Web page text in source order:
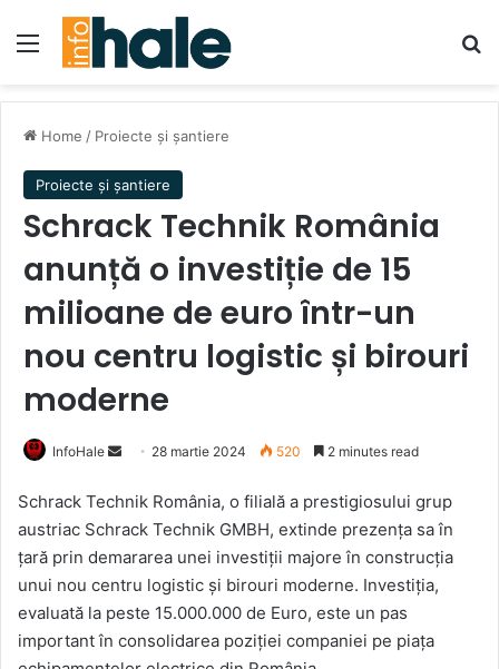
Menu
Home / Proiecte și șantiere
Proiecte și șantiere
Schrack Technik România
anunță o investiție de 15
milioane de euro într-un
nou centru logistic și birouri
moderne
InfoHale
Send
email
28 martie 2024 520 2 minutes read
Schrack Technik România, o filială a prestigiosului grup
austriac Schrack Technik GMBH, extinde prezența sa în
țară prin demararea unei investiții majore în construcția
unui nou centru logistic și birouri moderne. Investiția,
evaluată la peste 15.000.000 de Euro, este un pas
important în consolidarea poziției companiei pe piața